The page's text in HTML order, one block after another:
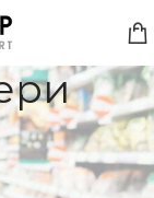
Миксери